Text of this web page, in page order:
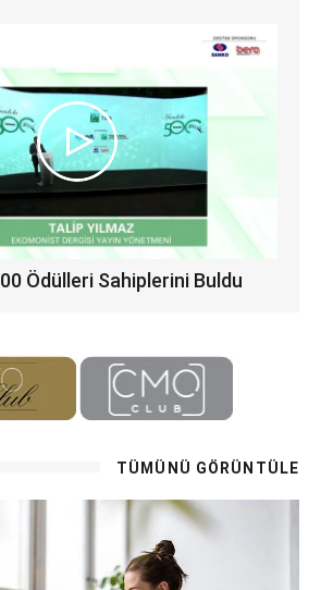
Ödülleri Sahiplerini Buldu
TÜMÜNÜ GÖRÜNTÜLE